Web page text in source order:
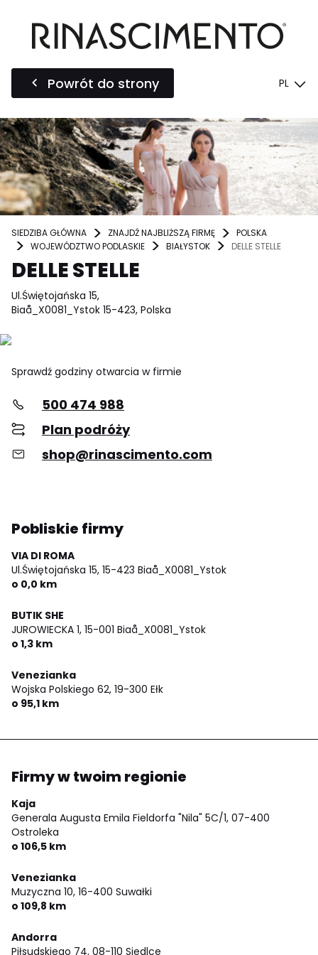
Powrót do strony PL
SIEDZIBA GŁÓWNA ZNAJDŹ NAJBLIŻSZĄ FIRMĘ
POLSKA
WOJEWÓDZTWO PODLASKIE
BIAŁYSTOK DELLE STELLE
DELLE STELLE
Ul.Świętojańska 15,
Biaå_X0081_Ystok 15-423, Polska
Sprawdź godziny otwarcia w firmie
500 474 988
Plan podróży
shop@rinascimento.com
Pobliskie firmy
VIA DI ROMA
Ul.Świętojańska 15, 15-423 Biaå_X0081_Ystok
o 0,0 km
BUTIK SHE
JUROWIECKA 1, 15-001 Biaå_X0081_Ystok
o 1,3 km
Venezianka
Wojska Polskiego 62, 19-300 Ełk
o 95,1 km
Firmy w twoim regionie
Kaja
Generala Augusta Emila Fieldorfa "Nila" 5C/1, 07-400
Ostroleka
o 106,5 km
Venezianka
Muzyczna 10, 16-400 Suwałki
o 109,8 km
Andorra
Piłsudskiego 74, 08-110 Siedlce